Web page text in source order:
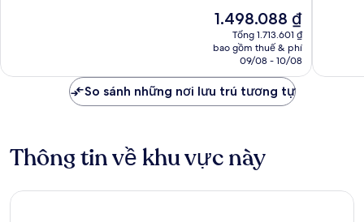
xét
Giá
hiện
tại
1.498.088 ₫
1.498.088 ₫
Tổng 1.713.601 ₫
bao gồm thuế & phí
09/08 - 10/08
So sánh những nơi lưu trú tương tự
Thông tin về khu vực này